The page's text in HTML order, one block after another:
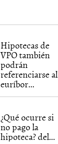
Hipotecas de
VPO también
podrán
referenciarse al
euríbor...
¿Qué ocurre si
no pago la
hipoteca? del...